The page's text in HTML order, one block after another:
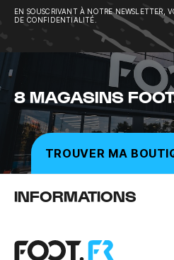
EN SOUSCRIVANT À NOTRE NEWSLETTER,
DE CONFIDENTIALITÉ.
8 MAGASINS
TROUVER MA
INFORMATIONS